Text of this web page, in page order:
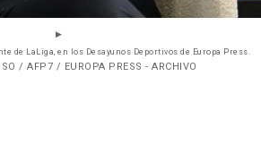
de LaLiga, en los Desayunos Deportivos de Europa Press.
/ AFP7 / EUROPA PRESS - ARCHIVO